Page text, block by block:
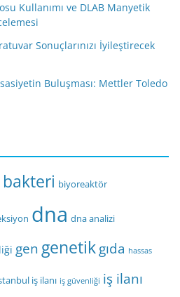
Kullanımı ve DLAB Manyetik
Sonuçlarınızı İyileştirecek
Buluşması: Mettler Toledo
bakteri biyoreaktör
dna dna analizi
gen genetikgıda hassas
iş ilanı iş güvenliği iş ilanı